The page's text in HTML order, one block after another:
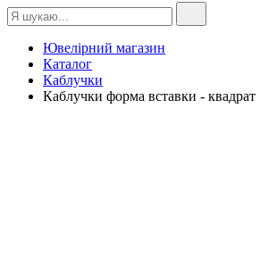
Ювелірний магазин
Каталог
Каблучки
Каблучки форма вставки - квадрат